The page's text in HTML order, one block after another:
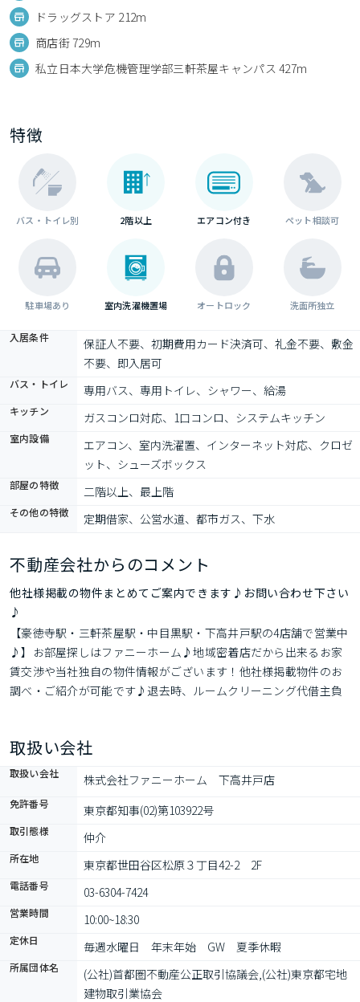
ドラッグストア 212m
商店街 729m
私立日本大学危機管理学部三軒茶屋キャンパス 427m
特徴
バス・トイレ別 2階以上 エアコン付き ペット相談可
駐車場あり 室内洗濯機置場 オートロック 洗面所独立
入居条件
保証人不要、初期費用カード決済可、礼金不要、敷金
不要、即入居可
バス・トイレ 専用バス、専用トイレ、シャワー、給湯
キッチン ガスコンロ対応、1口コンロ、システムキッチン
室内設備
エアコン、室内洗濯置、インターネット対応、クロゼ
ット、シューズボックス
部屋の特徴 二階以上、最上階
その他の特徴 定期借家、公営水道、都市ガス、下水
不動産会社からのコメント
他社様掲載の物件まとめてご案内できます♪お問い合わせ下さい
♪
【豪徳寺駅・三軒茶屋駅・中目黒駅・下高井戸駅の4店舗で営業中
♪】お部屋探しはファニーホーム♪地域密着店だから出来るお家
賃交渉や当社独自の物件情報がございます！他社様掲載物件のお
調べ・ご紹介が可能です♪退去時、ルームクリーニング代借主負
取扱い会社
取扱い会社 株式会社ファニーホーム　下高井戸店
免許番号 東京都知事(02)第103922号
取引態様 仲介
所在地 東京都世田谷区松原３丁目42-2　2F
電話番号 03-6304-7424
営業時間 10:00~18:30
定休日 毎週水曜日　年末年始　GW　夏季休暇
所属団体名
(公社)首都圏不動産公正取引協議会,(公社)東京都宅地
建物取引業協会